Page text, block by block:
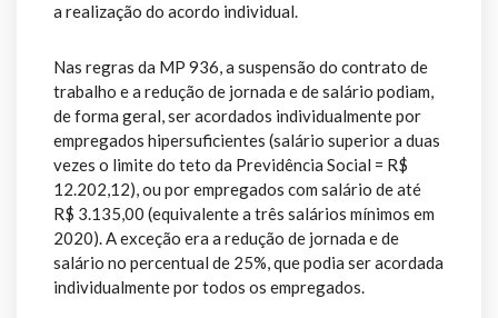
a realização do acordo individual.
Nas regras da MP 936, a suspensão do contrato de
trabalho e a redução de jornada e de salário podiam,
de forma geral, ser acordados individualmente por
empregados hipersuficientes (salário superior a duas
vezes o limite do teto da Previdência Social = R$
12.202,12), ou por empregados com salário de até
R$ 3.135,00 (equivalente a três salários mínimos em
2020). A exceção era a redução de jornada e de
salário no percentual de 25%, que podia ser acordada
individualmente por todos os empregados.